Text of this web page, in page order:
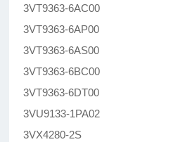
3VT9363-6AC00
3VT9363-6AP00
3VT9363-6AS00
3VT9363-6BC00
3VT9363-6DT00
3VU9133-1PA02
3VX4280-2S